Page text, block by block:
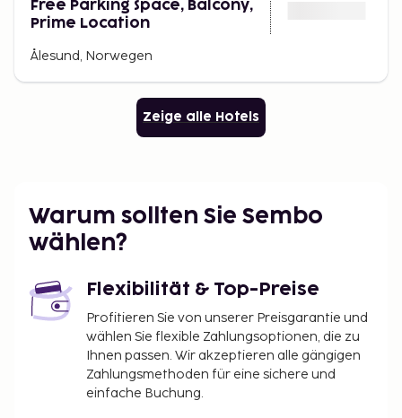
Free Parking Space, Balcony,
Prime Location
Ålesund, Norwegen
Zeige alle Hotels
Warum sollten Sie Sembo
wählen?
Flexibilität & Top-Preise
Profitieren Sie von unserer Preisgarantie und
wählen Sie flexible Zahlungsoptionen, die zu
Ihnen passen. Wir akzeptieren alle gängigen
Zahlungsmethoden für eine sichere und
einfache Buchung.